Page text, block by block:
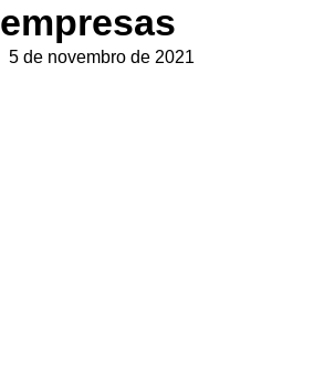
empresas
5 de novembro de 2021